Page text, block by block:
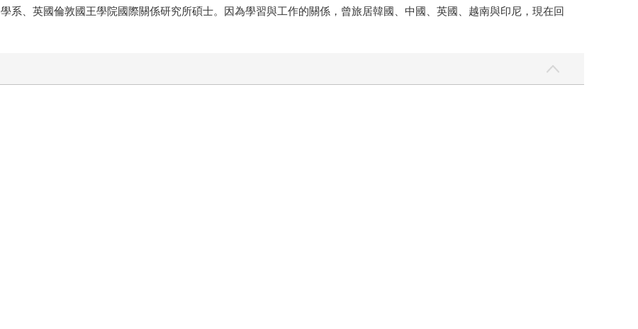
系、英國倫敦國王學院國際關係研究所碩士。因為學習與工作的關係，曾旅居韓國、中國、英國、越南與印尼，現在回